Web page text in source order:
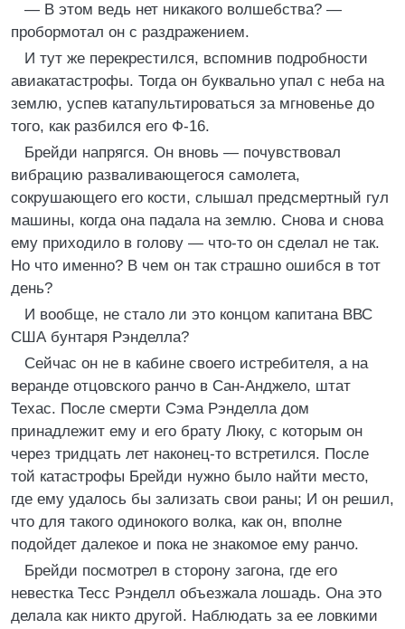
— В этом ведь нет никакого волшебства? —
пробормотал он с раздражением.
И тут же перекрестился, вспомнив подробности
авиакатастрофы. Тогда он буквально упал с неба на
землю, успев катапультироваться за мгновенье до
того, как разбился его Ф-16.
Брейди напрягся. Он вновь — почувствовал
вибрацию разваливающегося самолета,
сокрушающего его кости, слышал предсмертный гул
машины, когда она падала на землю. Снова и снова
ему приходило в голову — что-то он сделал не так.
Но что именно? В чем он так страшно ошибся в тот
день?
И вообще, не стало ли это концом капитана ВВС
США бунтаря Рэнделла?
Сейчас он не в кабине своего истребителя, а на
веранде отцовского ранчо в Сан-Анджело, штат
Техас. После смерти Сэма Рэнделла дом
принадлежит ему и его брату Люку, с которым он
через тридцать лет наконец-то встретился. После
той катастрофы Брейди нужно было найти место,
где ему удалось бы зализать свои раны; И он решил,
что для такого одинокого волка, как он, вполне
подойдет далекое и пока не знакомое ему ранчо.
Брейди посмотрел в сторону загона, где его
невестка Тесс Рэнделл объезжала лошадь. Она это
делала как никто другой. Наблюдать за ее ловкими